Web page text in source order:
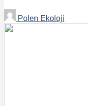
Polen Ekoloji